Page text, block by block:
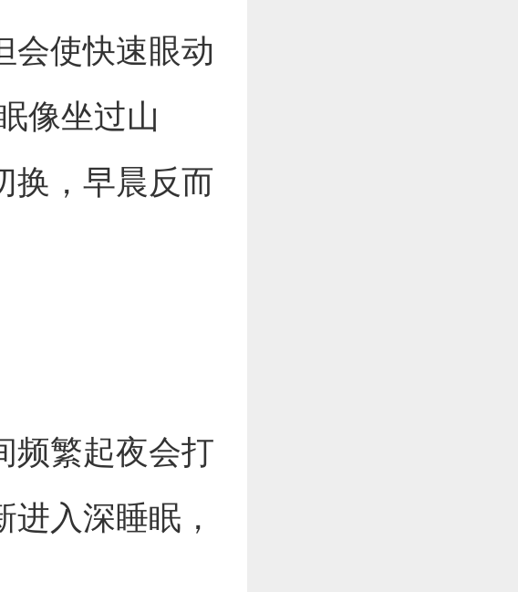
会使快速眼动
像坐过山
换，早晨反而
频繁起夜会打
入深睡眠，